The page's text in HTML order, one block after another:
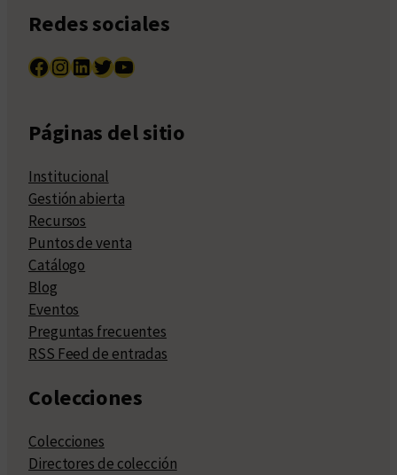
Redes sociales
Facebook InstagramLinkedIn Twitter YouTube
Páginas del sitio
Institucional
Gestión abierta
Recursos
Puntos de venta
Catálogo
Blog
Eventos
Preguntas frecuentes
RSS Feed de entradas
Colecciones
Colecciones
Directores de colección